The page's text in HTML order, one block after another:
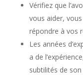
Vérifiez que
vous aider,
répondre à vos
Les années
a de
subtilités de